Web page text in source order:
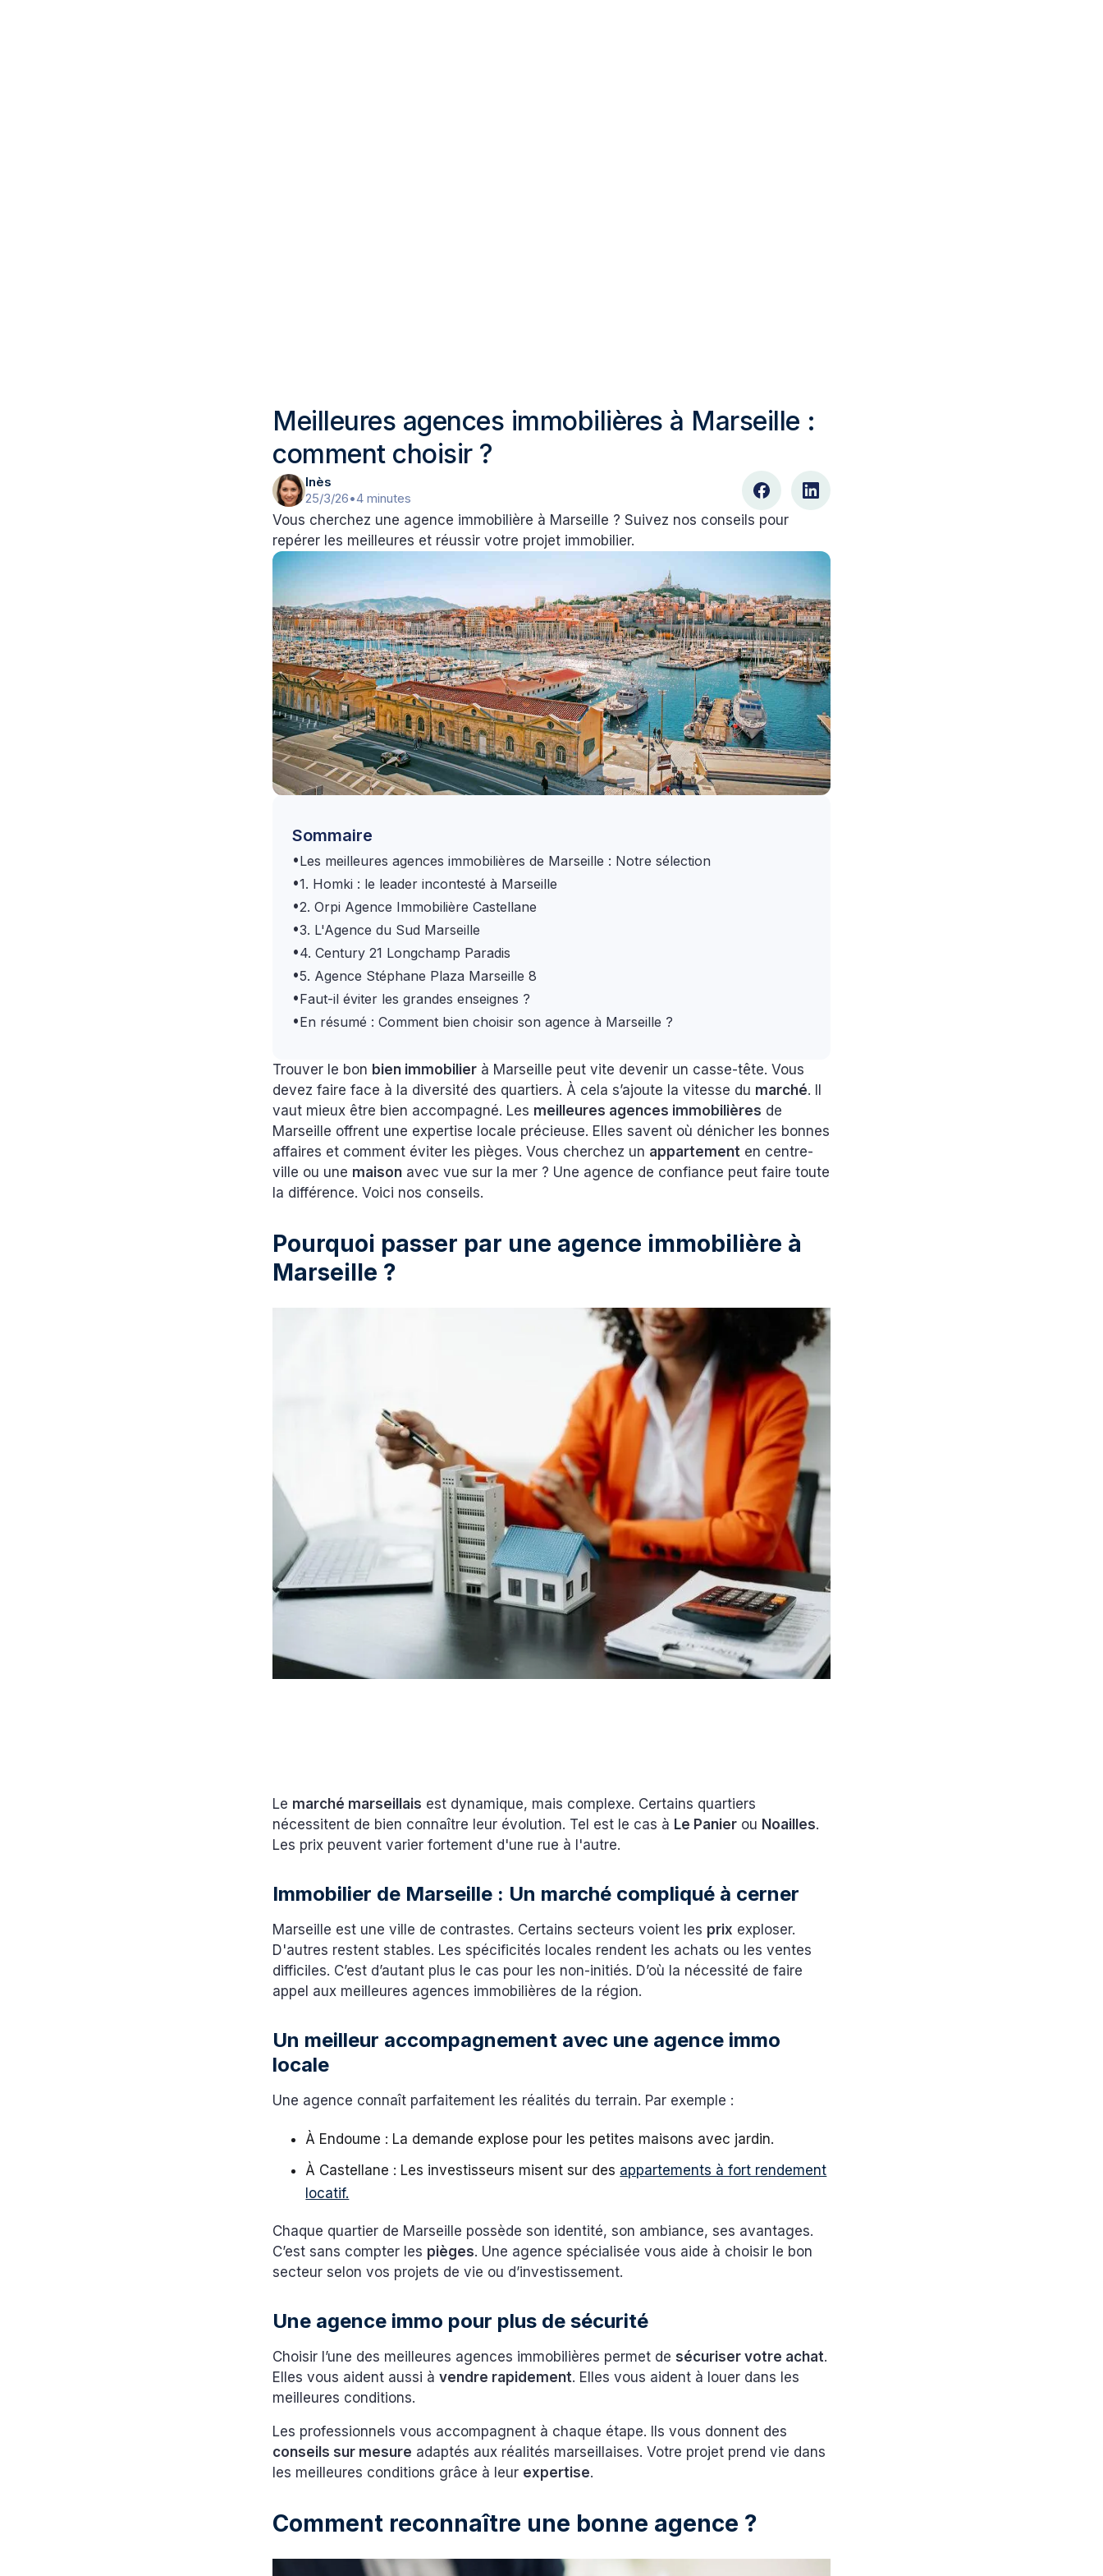
Meilleures agences immobilières à Marseille :
comment choisir ?
Inès
25/3/26•4 minutes
Vous cherchez une agence immobilière à Marseille ? Suivez nos conseils pour
repérer les meilleures et réussir votre projet immobilier.
Sommaire
•Les meilleures agences immobilières de Marseille : Notre sélection
•1. Homki : le leader incontesté à Marseille
•2. Orpi Agence Immobilière Castellane
•3. L'Agence du Sud Marseille
•4. Century 21 Longchamp Paradis
•5. Agence Stéphane Plaza Marseille 8
•Faut-il éviter les grandes enseignes ?
•En résumé : Comment bien choisir son agence à Marseille ?
Trouver le bon bien immobilier à Marseille peut vite devenir un casse-tête. Vous
devez faire face à la diversité des quartiers. À cela s’ajoute la vitesse du marché. Il
vaut mieux être bien accompagné. Les meilleures agences immobilières de
Marseille offrent une expertise locale précieuse. Elles savent où dénicher les bonnes
affaires et comment éviter les pièges. Vous cherchez un appartement en centre-
ville ou une maison avec vue sur la mer ? Une agence de confiance peut faire toute
la différence. Voici nos conseils.
Pourquoi passer par une agence immobilière à
Marseille ?
Le marché marseillais est dynamique, mais complexe. Certains quartiers
nécessitent de bien connaître leur évolution. Tel est le cas à Le Panier ou Noailles.
Les prix peuvent varier fortement d'une rue à l'autre.
Immobilier de Marseille : Un marché compliqué à cerner
Marseille est une ville de contrastes. Certains secteurs voient les prix exploser.
D'autres restent stables. Les spécificités locales rendent les achats ou les ventes
difficiles. C’est d’autant plus le cas pour les non-initiés. D’où la nécessité de faire
appel aux meilleures agences immobilières de la région.
Un meilleur accompagnement avec une agence immo
locale
Une agence connaît parfaitement les réalités du terrain. Par exemple :
À Endoume : La demande explose pour les petites maisons avec jardin.
À Castellane : Les investisseurs misent sur des appartements à fort rendement
locatif.
Chaque quartier de Marseille possède son identité, son ambiance, ses avantages.
C’est sans compter les pièges. Une agence spécialisée vous aide à choisir le bon
secteur selon vos projets de vie ou d’investissement.
Une agence immo pour plus de sécurité
Choisir l’une des meilleures agences immobilières permet desécuriser votre achat.
Elles vous aident aussi àvendre rapidement. Elles vous aident à louer dans les
meilleures conditions.
Les professionnels vous accompagnent à chaque étape. Ils vous donnent des
conseils sur mesure adaptés aux réalités marseillaises. Votre projet prend vie dans
les meilleures conditions grâce à leur expertise.
Comment reconnaître une bonne agence ?